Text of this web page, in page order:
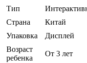
Тип
Страна
Китай
Упаковка
Дисплей
Возраст
ребенка
От 3 лет